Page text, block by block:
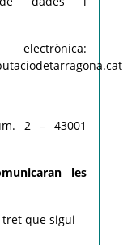
2 – 43001
les
tret que sigui